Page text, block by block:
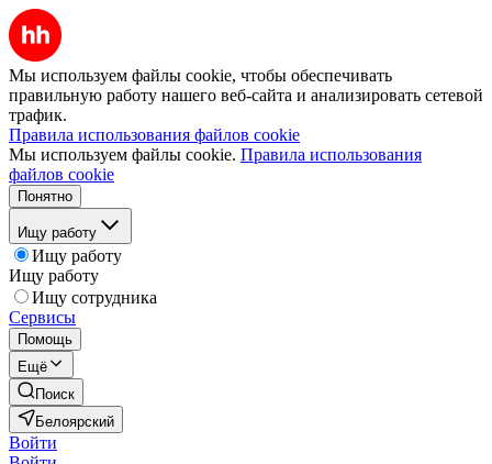
Мы используем файлы cookie, чтобы обеспечивать
правильную работу нашего веб-сайта и анализировать сетевой
трафик.
Правила использования файлов cookie
Мы используем файлы cookie. Правила использования
файлов cookie
Понятно
Ищу работу
Ищу работу
Ищу работу
Ищу сотрудника
Сервисы
Помощь
Ещё
Поиск
Белоярский
Войти